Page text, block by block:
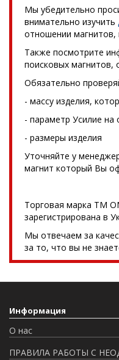
Мы убедительно
внимательно изучить
отношении магнитов,
Также посмотрите
поисковых магнитов,
Обязательно
- массу изделия,
- параметр Усилие на
- размеры изделия
Уточняйте у
магнит который Вы
Торговая марка TM
зарегистрирована в
Мы отвечаем за
за то, что вы не
Информация
О нас
ПРАВИЛА РАБОТЫ С